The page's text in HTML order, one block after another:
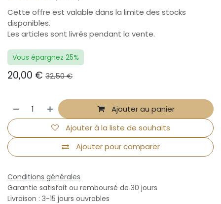
Cette offre est valable dans la limite des stocks
disponibles.
Les articles sont livrés pendant la vente.
Vous épargnez 25%
20,00 € 32,50€
Ajouter au panier
Ajouter pour comparer
Ajouter à la liste de souhaits
Conditions générales
Garantie satisfait ou remboursé de 30 jours
Livraison : 3-15 jours ouvrables